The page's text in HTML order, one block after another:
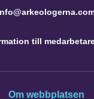
till
Om webbplatsen